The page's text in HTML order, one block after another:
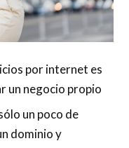
por internet es
un negocio propio
un poco de
dominio y